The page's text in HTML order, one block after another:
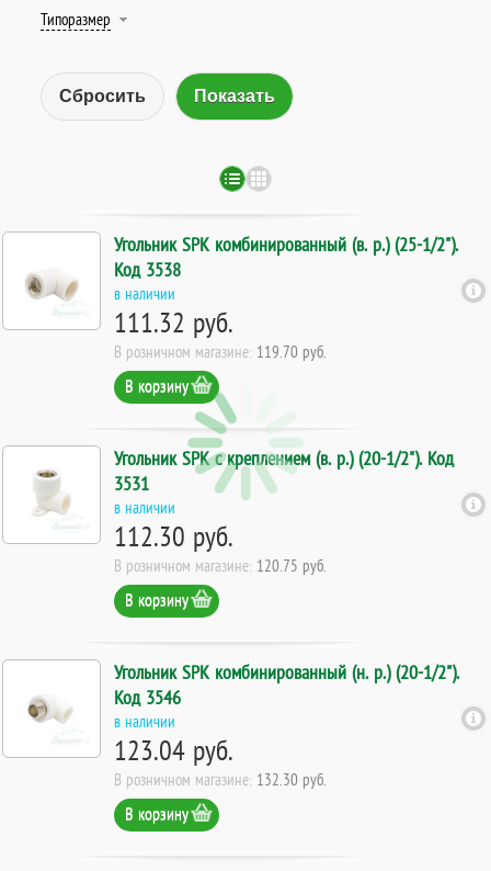
Типоразмер
Сбросить
Угольник SPK комбинированный (в. р.) (25-1/2").
Код 3538
в наличии
111.32 руб.
В розничном магазине: 119.70 руб.
В корзину
Угольник SPK с креплением (в. р.) (20-1/2"). Код
3531
в наличии
112.30 руб.
В розничном магазине: 120.75 руб.
В корзину
Угольник SPK комбинированный (н. р.) (20-1/2").
Код 3546
в наличии
123.04 руб.
В розничном магазине: 132.30 руб.
В корзину